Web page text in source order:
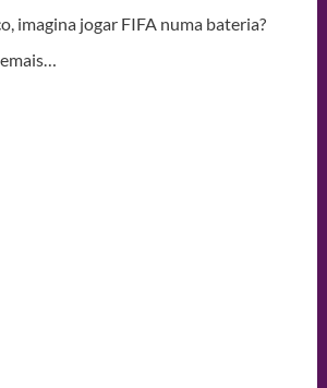
imagina jogar FIFA numa bateria?